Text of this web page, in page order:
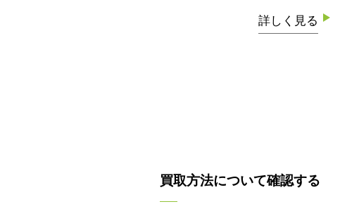
詳しく見る
買取方法について確認する